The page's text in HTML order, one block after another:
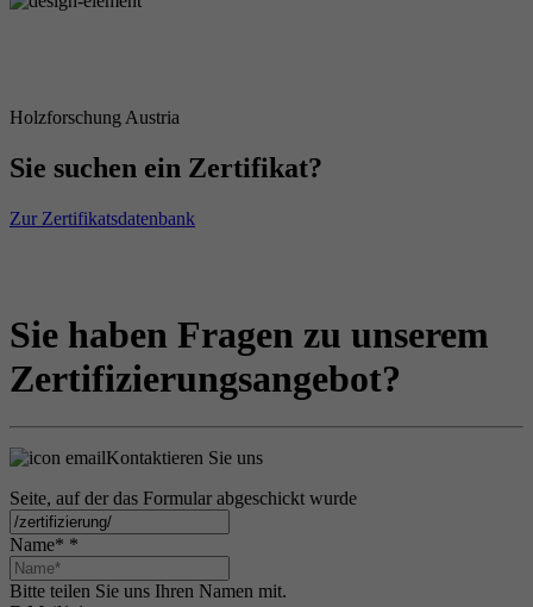
Holzforschung Austria
Sie suchen ein Zertifikat?
Zur Zertifikatsdatenbank
Sie haben Fragen zu unserem
Zertifizierungsangebot?
Kontaktieren Sie uns
Seite, auf der das Formular abgeschickt wurde
Name* *
Bitte teilen Sie uns Ihren Namen mit.